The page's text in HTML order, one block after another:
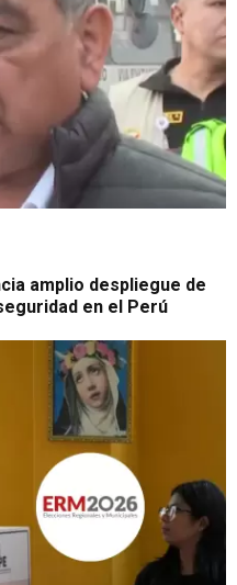
amplio despliegue de
en el Perú